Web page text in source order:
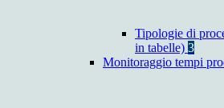
Tipologie di
in tabelle) 3
Monitoraggio tempi